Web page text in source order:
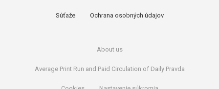
Súťaže Ochrana osobných údajov
About us
Average Print Run and Paid Circulation of Daily Pravda